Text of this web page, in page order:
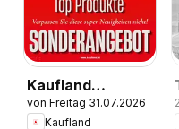
Kaufland
Flugblatt
von Freitag 31.07.2026
Kaufland